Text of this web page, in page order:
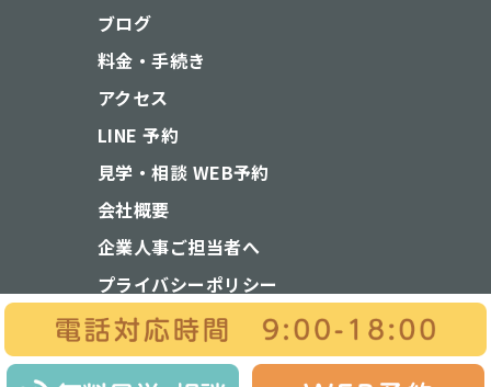
ブログ
料金・手続き
アクセス
LINE 予約
見学・相談 WEB予約
会社概要
企業人事ご担当者へ
プライバシーポリシー